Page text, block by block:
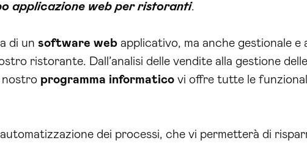
applicazione web per ristoranti.
di un software web applicativo, ma anche gestionale e
ristorante. Dall’analisi delle vendite alla gestione
nostro programma informatico vi offre tutte le
dei processi, che vi permetterà di